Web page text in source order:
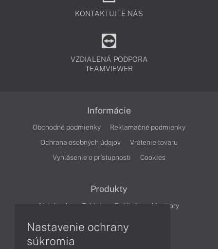
KONTAKTUJTE NÁS
VZDIALENÁ PODPORA
TEAMVIEWER
Informácie
Obchodné podmienky
Reklamačné podmienky
Ochrana osobných údajov
Vrátenie tovaru
Vyhlásenie o prístupnosti
Cookies
Produkty
Notebooky Tablety Počítače Monitory
Nastavenie ochrany
súkromia